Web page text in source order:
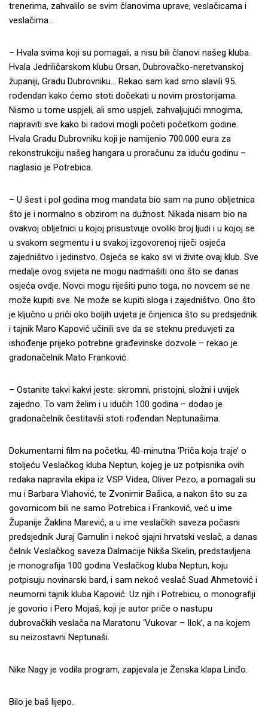
trenerima, zahvalilo se svim članovima uprave, veslačicama i
veslačima…
– Hvala svima koji su pomagali, a nisu bili članovi našeg kluba.
Hvala Jedriličarskom klubu Orsan, Dubrovačko-neretvanskoj
županiji, Gradu Dubrovniku… Rekao sam kad smo slavili 95.
rođendan kako ćemo stoti dočekati u novim prostorijama.
Nismo u tome uspjeli, ali smo uspjeli, zahvaljujući mnogima,
napraviti sve kako bi radovi mogli početi početkom godine.
Hvala Gradu Dubrovniku koji je namijenio 700.000 eura za
rekonstrukciju našeg hangara u proračunu za iduću godinu –
naglasio je Potrebica.
– U šest i pol godina mog mandata bio sam na puno obljetnica
što je i normalno s obzirom na dužnost. Nikada nisam bio na
ovakvoj obljetnici u kojoj prisustvuje ovoliki broj ljudi i u kojoj se
u svakom segmentu i u svakoj izgovorenoj riječi osjeća
zajedništvo i jedinstvo. Osjeća se kako svi vi živite ovaj klub. Sve
medalje ovog svijeta ne mogu nadmašiti ono što se danas
osjeća ovdje. Novci mogu riješiti puno toga, no novcem se ne
može kupiti sve. Ne može se kupiti sloga i zajedništvo. Ono što
je ključno u priči oko boljih uvjeta je činjenica što su predsjednik
i tajnik Maro Kapović učinili sve da se steknu preduvjeti za
ishođenje prijeko potrebne građevinske dozvole – rekao je
gradonačelnik Mato Franković.
– Ostanite takvi kakvi jeste: skromni, pristojni, složni i uvijek
zajedno. To vam želim i u idućih 100 godina – dodao je
gradonačelnik čestitavši stoti rođendan Neptunašima.
Dokumentarni film na početku, 40-minutna ‘Priča koja traje’ o
stoljeću Veslačkog kluba Neptun, kojeg je uz potpisnika ovih
redaka napravila ekipa iz VSP Videa, Oliver Pezo, a pomagali su
mu i Barbara Vlahović, te Zvonimir Bašica, a nakon što su za
govornicom bili ne samo Potrebica i Franković, već u ime
Županije Žaklina Marević, a u ime veslačkih saveza počasni
predsjednik Juraj Gamulin i nekoć sjajni hrvatski veslač, a danas
čelnik Veslačkog saveza Dalmacije Nikša Skelin, predstavljena
je monografija 100 godina Veslačkog kluba Neptun, koju
potpisuju novinarski bard, i sam nekoć veslač Suad Ahmetović i
neumorni tajnik kluba Kapović. Uz njih i Potrebicu, o monografiji
je govorio i Pero Mojaš, koji je autor priče o nastupu
dubrovačkih veslača na Maratonu ‘Vukovar – Ilok’, a na kojem
su neizostavni Neptunaši.
Nike Nagy je vodila program, zapjevala je Ženska klapa Linđo.
Bilo je baš lijepo.